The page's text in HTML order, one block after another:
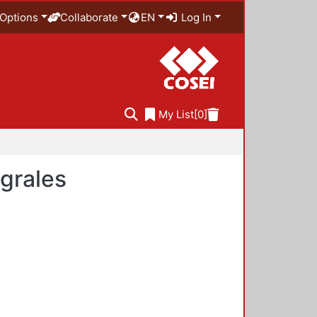
Options Collaborate EN Log In
My List[0]